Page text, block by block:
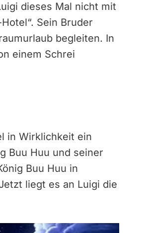
dieses Mal nicht mit
Sein Bruder
begleiten. In
einem Schrei
in Wirklichkeit ein
Buu Huu und seiner
Buu Huu in
liegt es an Luigi die